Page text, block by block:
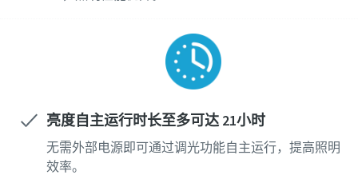
亮度自主运行时长至多可达 21小时
无需外部电源即可通过调光功能自主运行，提高照明
效率。